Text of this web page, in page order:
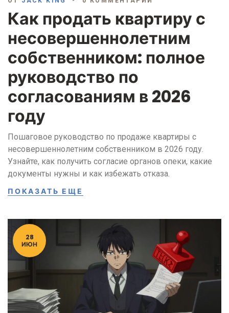
Как продать квартиру с
несовершеннолетним
собственником: полное
руководство по
согласованиям в 2026
году
Пошаговое руководство по продаже квартиры с
несовершеннолетним собственником в 2026 году.
Узнайте, как получить согласие органов опеки, какие
документы нужны и как избежать отказа.
ПОКАЗАТЬ ЕЩЕ
28
ИЮН